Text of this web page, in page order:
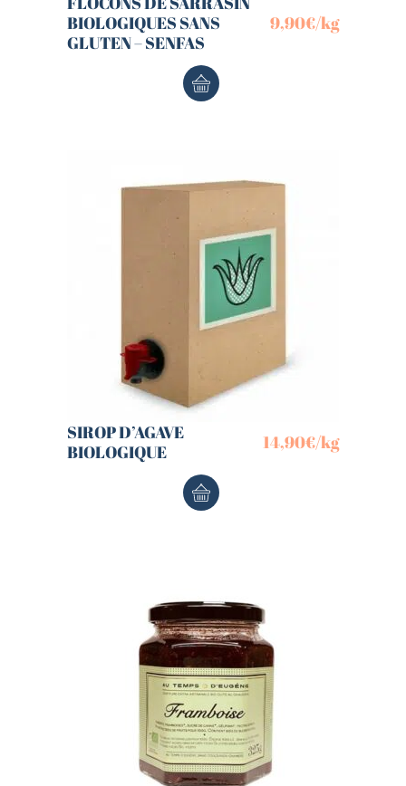
BIOLOGIQUES SANS
GLUTEN – SENFAS
9,90€/kg
SIROP D’AGAVE
BIOLOGIQUE
14,90€/kg